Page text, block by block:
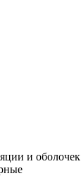
и оболочек